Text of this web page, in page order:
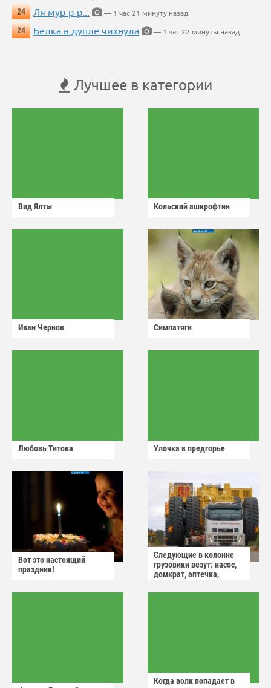
24
Ля мур-р-р...
— 1 час 21 минуту назад
24
Белка в дупле чихнула — 1 час 22 минуты назад
Лучшее в категории
Вид Ялты Кольский ашкрофтин
Иван Чернов Симпатяги
Любовь Титова Улочка в предгорье
Вот это настоящий
праздник!
Следующие в колонне
грузовики везут: насос,
домкрат, аптечка,
Когда волк попадает в